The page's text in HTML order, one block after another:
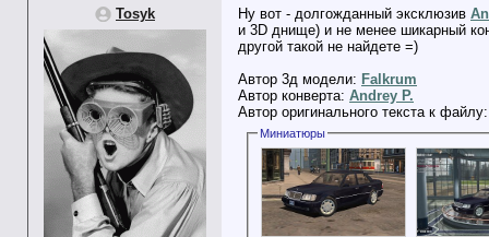
Tosyk Ну вот - долгожданный эксклюзив
и 3D днище) и не менее шикарный
другой такой не найдете =)
Автор 3д модели: Falkrum
Автор конверта: Andrey P.
Автор оригинального текста к
Миниатюры